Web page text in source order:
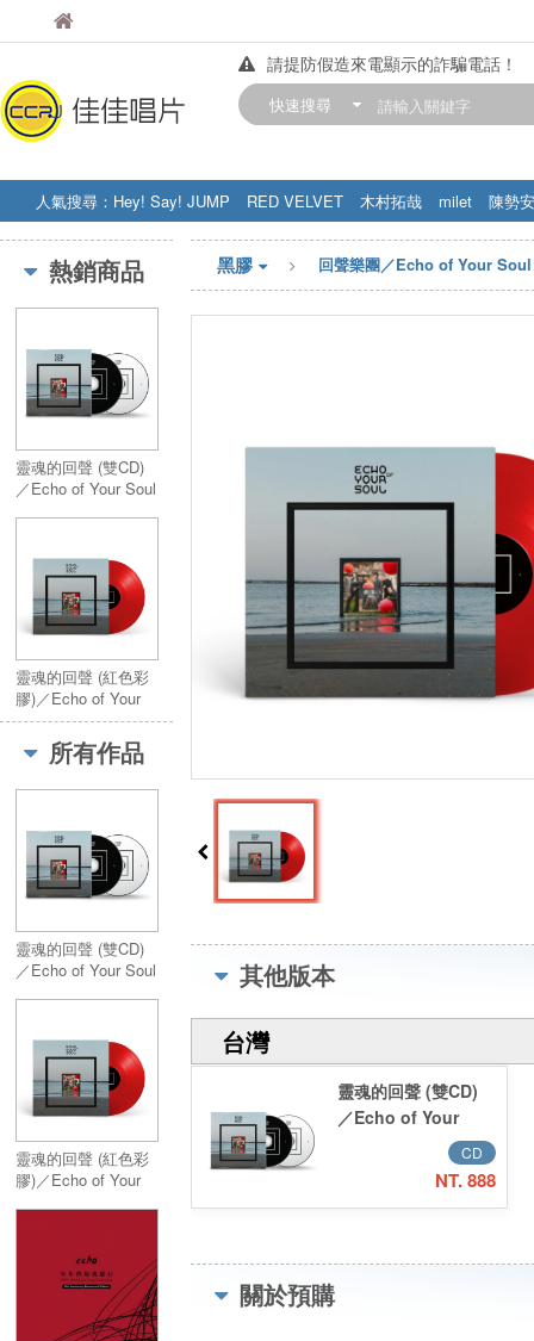
佳佳唱片
請提防假造來電顯示的詐騙電話！
【中華門市營業時間調整公告】
快速搜尋
人氣搜尋： Hey! Say! JUMP RED VELVET 木村拓哉 milet
陳勢安
STRAY KIDS
盧廣仲 周杰伦
熱銷商品
靈魂的回聲 (雙CD)
／Echo of Your Soul
靈魂的回聲 (紅色彩
膠)／Echo of Your
Soul (Red Vinyl)
所有作品
靈魂的回聲 (雙CD)
／Echo of Your Soul
靈魂的回聲 (紅色彩
膠)／Echo of Your
黑膠 回聲樂團／Echo of Your Soul
其他版本
台灣
靈魂的回聲 (雙CD)
／Echo of Your
CD
NT. 888
關於預購